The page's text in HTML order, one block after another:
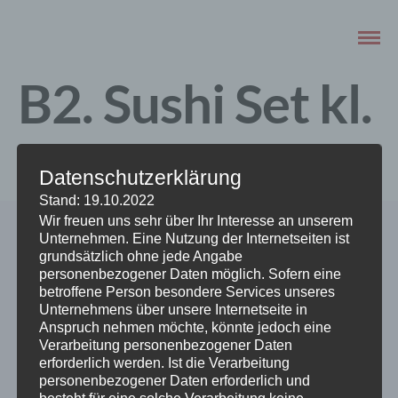
B2. Sushi Set kl.
OKTOBER 21, 2018
ABOUT THE AUTHOR
admin
Datenschutzerklärung
Stand: 19.10.2022
Wir freuen uns sehr über Ihr Interesse an unserem
Unternehmen. Eine Nutzung der Internetseiten ist
grundsätzlich ohne jede Angabe
personenbezogener Daten möglich. Sofern eine
betroffene Person besondere Services unseres
Unternehmens über unsere Internetseite in
Anspruch nehmen möchte, könnte jedoch eine
Verarbeitung personenbezogener Daten
erforderlich werden. Ist die Verarbeitung
personenbezogener Daten erforderlich und